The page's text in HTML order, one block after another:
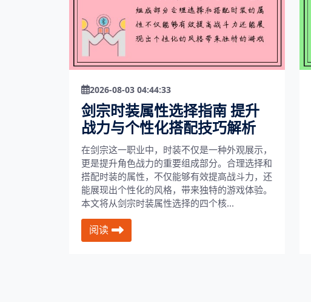
2026-08-03 04:44:33
剑宗时装属性选择指南 提升
战力与个性化搭配技巧解析
在剑宗这一职业中，时装不仅是一种外观展示，
更是提升角色战力的重要组成部分。合理选择和
搭配时装的属性，不仅能够有效提高战斗力，还
能展现出个性化的风格，带来独特的游戏体验。
本文将从剑宗时装属性选择的四个核...
阅读